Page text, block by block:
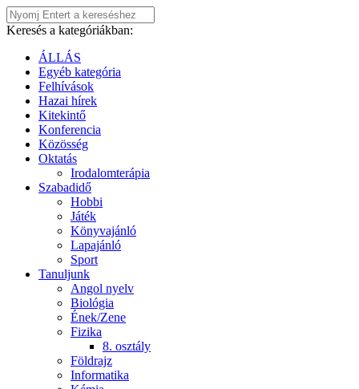
Keresés a kategóriákban:
ÁLLÁS
Egyéb kategória
Felhívások
Hazai hírek
Kitekintő
Konferencia
Közösség
Oktatás
Irodalomterápia
Szabadidő
Hobbi
Játék
Könyvajánló
Lapajánló
Sport
Tanuljunk
Angol nyelv
Biológia
Ének/Zene
Fizika
8. osztály
Földrajz
Informatika